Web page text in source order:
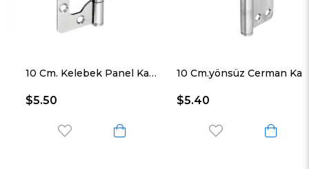
10 Cm. Kelebek Panel Kapı Menteşesi Paslanmaz Çelik
$5.50
10 Cm.yönsüz Cerman Kapı Menteşesi Paslanmaz Çelik
$5.40